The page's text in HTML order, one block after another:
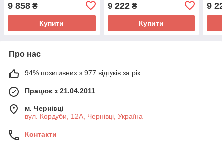
9 858 ₴
Купити
9 222₴
Купити
9
Про нас
94% позитивних з 977 відгуків за рік
Працює з 21.04.2011
м. Чернівці
вул. Кордуби, 12А, Чернівці, Україна
Контакти